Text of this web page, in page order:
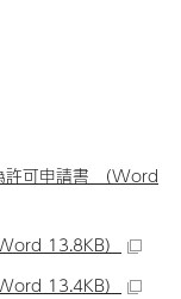
許可申請書 （Word
13.8KB）
13.4KB）